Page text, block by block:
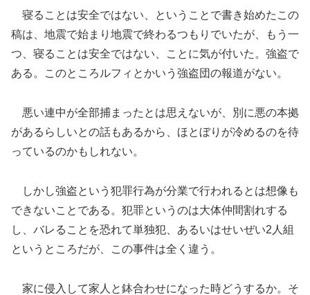
寝ることは安全ではない、ということで書き始めたこの
稿は、地震で始まり地震で終わるつもりでいたが、もう一
つ、寝ることは安全ではない、ことに気が付いた。強盗で
ある。このところルフィとかいう強盗団の報道がない。
悪い連中が全部捕まったとは思えないが、別に悪の本拠
があるらしいとの話もあるから、ほとぼりが冷めるのを待
っているのかもしれない。
しかし強盗という犯罪行為が分業で行われるとは想像も
できないことである。犯罪というのは大体仲間割れする
し、バレることを恐れて単独犯、あるいはせいぜい2人組
というところだが、この事件は全く違う。
家に侵入して家人と鉢合わせになった時どうするか。そ